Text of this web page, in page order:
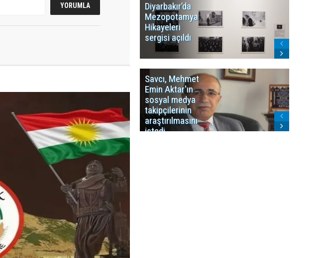
Diyarbakır’da
Mezopotamya
Hikayeleri
sergisi açıldı
Savcı, Mehmet
Emin Aktar'ın
sosyal medya
takipçilerinin
araştırılmasını
istedi